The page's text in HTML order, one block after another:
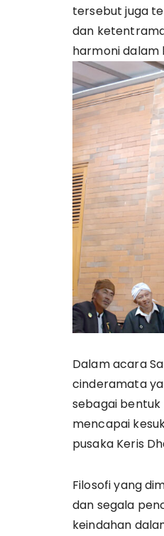
tersebut juga
dan
harmoni dalam
Dalam acara
cinderamata
sebagai
mencapai
pusaka Keris
­­­­Filosofi yang
dan segala
keindahan